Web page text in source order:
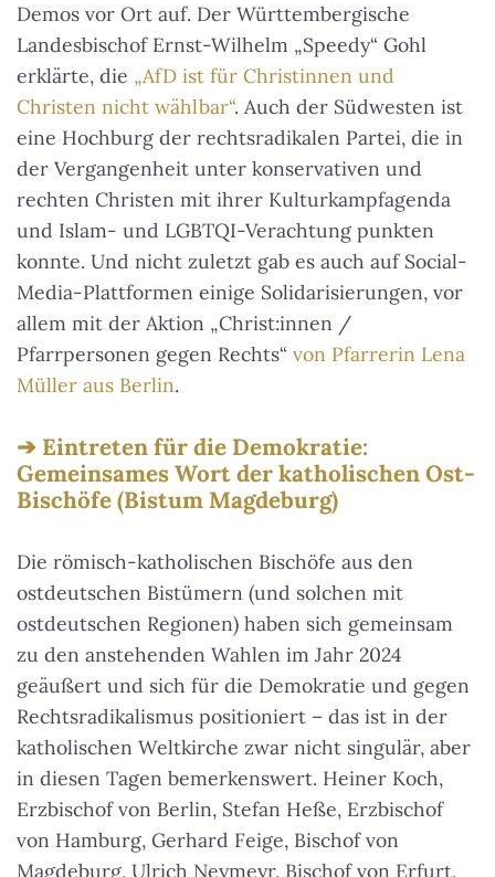
Demos vor Ort auf. Der Württembergische
Landesbischof Ernst-Wilhelm „Speedy“ Gohl
erklärte, die „AfD ist für Christinnen und
Christen nicht wählbar“. Auch der Südwesten ist
eine Hochburg der rechtsradikalen Partei, die in
der Vergangenheit unter konservativen und
rechten Christen mit ihrer Kulturkampfagenda
und Islam- und LGBTQI-Verachtung punkten
konnte. Und nicht zuletzt gab es auch auf Social-
Media-Plattformen einige Solidarisierungen, vor
allem mit der Aktion „Christ:innen /
Pfarrpersonen gegen Rechts“ von Pfarrerin Lena
Müller aus Berlin.
Eintreten für die Demokratie:
Gemeinsames Wort der katholischen Ost-
Bischöfe (Bistum Magdeburg)
Die römisch-katholischen Bischöfe aus den
ostdeutschen Bistümern (und solchen mit
ostdeutschen Regionen) haben sich gemeinsam
zu den anstehenden Wahlen im Jahr 2024
geäußert und sich für die Demokratie und gegen
Rechtsradikalismus positioniert – das ist in der
katholischen Weltkirche zwar nicht singulär, aber
in diesen Tagen bemerkenswert. Heiner Koch,
Erzbischof von Berlin, Stefan Heße, Erzbischof
von Hamburg, Gerhard Feige, Bischof von
Magdeburg, Ulrich Neymeyr, Bischof von Erfurt,